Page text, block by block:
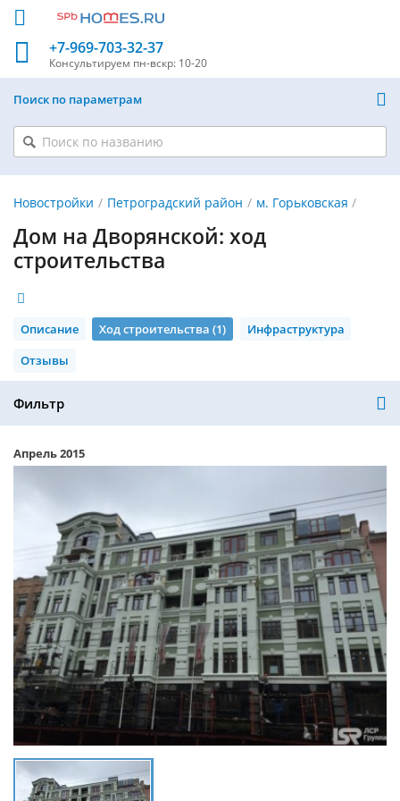
+7-969-703-32-37
Консультируем пн-вскр: 10-20
Поиск по параметрам
Новостройки Петроградский район м. Горьковская
Дом на Дворянской: ход
строительства
Описание Ход строительства (1)
Инфраструктура
Отзывы
Фильтр
Апрель 2015